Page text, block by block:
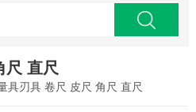
尺 直尺
具刃具 卷尺 皮尺 角尺 直尺